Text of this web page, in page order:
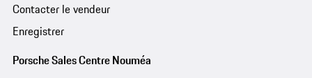
Contacter le vendeur
Enregistrer
Porsche Sales Centre Nouméa